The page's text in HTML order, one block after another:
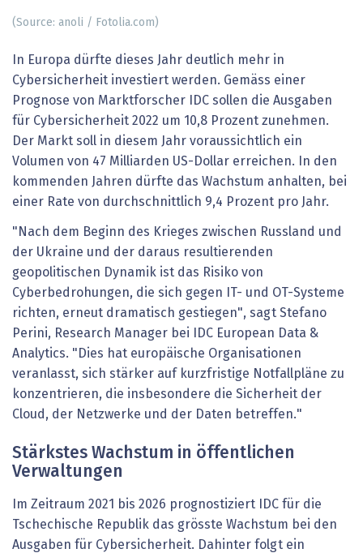
(Source: anoli / Fotolia.com)
In Europa dürfte dieses Jahr deutlich mehr in
Cybersicherheit investiert werden. Gemäss einer
Prognose von Marktforscher IDC sollen die Ausgaben
für Cybersicherheit 2022 um 10,8 Prozent zunehmen.
Der Markt soll in diesem Jahr voraussichtlich ein
Volumen von 47 Milliarden US-Dollar erreichen. In den
kommenden Jahren dürfte das Wachstum anhalten, bei
einer Rate von durchschnittlich 9,4 Prozent pro Jahr.
"Nach dem Beginn des Krieges zwischen Russland und
der Ukraine und der daraus resultierenden
geopolitischen Dynamik ist das Risiko von
Cyberbedrohungen, die sich gegen IT- und OT-Systeme
richten, erneut dramatisch gestiegen", sagt Stefano
Perini, Research Manager bei IDC European Data &
Analytics. "Dies hat europäische Organisationen
veranlasst, sich stärker auf kurzfristige Notfallpläne zu
konzentrieren, die insbesondere die Sicherheit der
Cloud, der Netzwerke und der Daten betreffen."
Stärkstes Wachstum in öffentlichen
Verwaltungen
Im Zeitraum 2021 bis 2026 prognostiziert IDC für die
Tschechische Republik das grösste Wachstum bei den
Ausgaben für Cybersicherheit. Dahinter folgt ein